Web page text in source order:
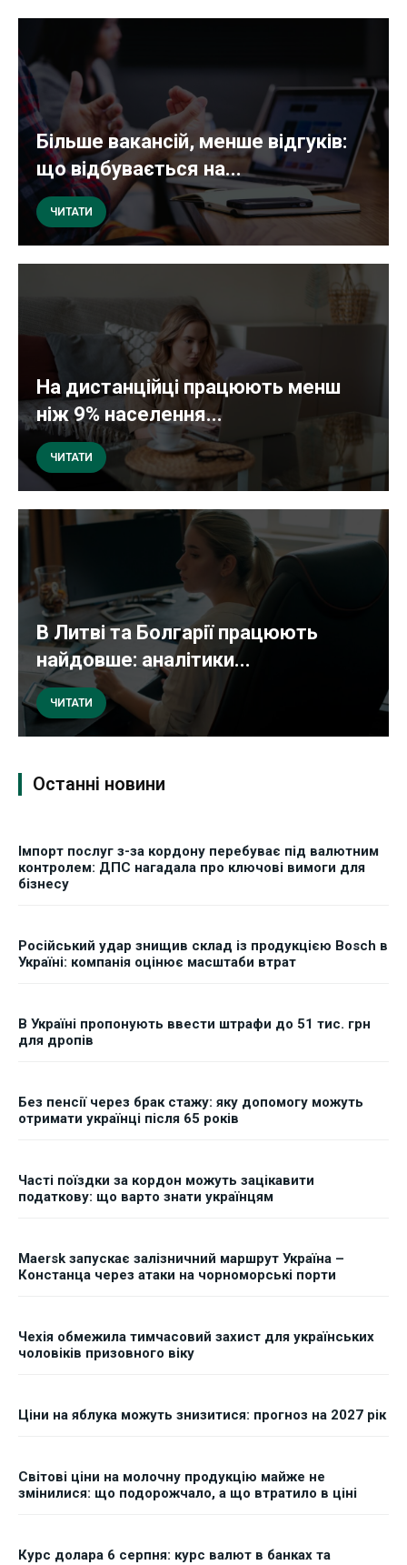
Більше вакансій, менше відгуків:
що відбувається на...
ЧИТАТИ
На дистанційці працюють менш
ніж 9% населення...
ЧИТАТИ
В Литві та Болгарії працюють
найдовше: аналітики...
ЧИТАТИ
Останні новини
Імпорт послуг з-за кордону перебуває під валютним
контролем: ДПС нагадала про ключові вимоги для
бізнесу
Російський удар знищив склад із продукцією Bosch в
Україні: компанія оцінює масштаби втрат
В Україні пропонують ввести штрафи до 51 тис. грн
для дропів
Без пенсії через брак стажу: яку допомогу можуть
отримати українці після 65 років
Часті поїздки за кордон можуть зацікавити
податкову: що варто знати українцям
Maersk запускає залізничний маршрут Україна –
Констанца через атаки на чорноморські порти
Чехія обмежила тимчасовий захист для українських
чоловіків призовного віку
Ціни на яблука можуть знизитися: прогноз на 2027 рік
Світові ціни на молочну продукцію майже не
змінилися: що подорожчало, а що втратило в ціні
Курс долара 6 серпня: курс валют в банках та